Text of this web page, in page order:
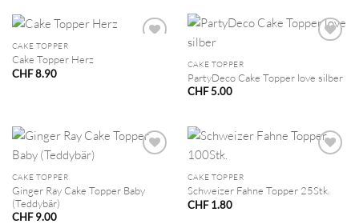
CAKE TOPPER
Cake Topper Herz
CHF8.90
CAKE TOPPER
PartyDeco Cake Topper love silber
CHF5.00
CAKE TOPPER
Ginger Ray Cake Topper Baby
(Teddybär)
CHF9.00
CAKE TOPPER
Schweizer Fahne Topper 25Stk.
CHF1.80